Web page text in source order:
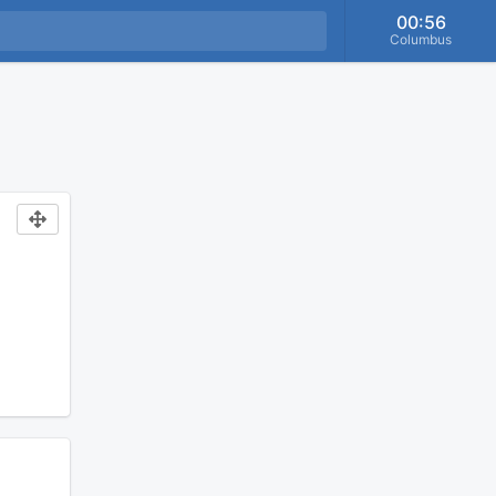
00:56
Columbus